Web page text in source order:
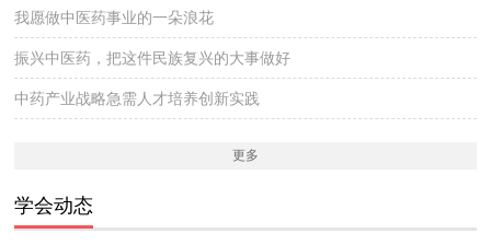
我愿做中医药事业的一朵浪花
振兴中医药，把这件民族复兴的大事做好
中药产业战略急需人才培养创新实践
更多
学会动态